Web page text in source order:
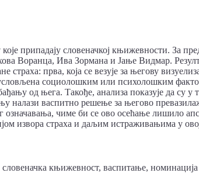
припадају словеначкој књижевности. За
Воранца, Ива Зормана и Јање Видмар.
страха: прва, која се везује за његову
условљена социолошким или психолошким
од њега. Такође, анализа показује да су у
налази васпитно решење за његово
чиме би се ово осећање лишило
извора страха и даљим истраживањима у
књижевност, васпитање,